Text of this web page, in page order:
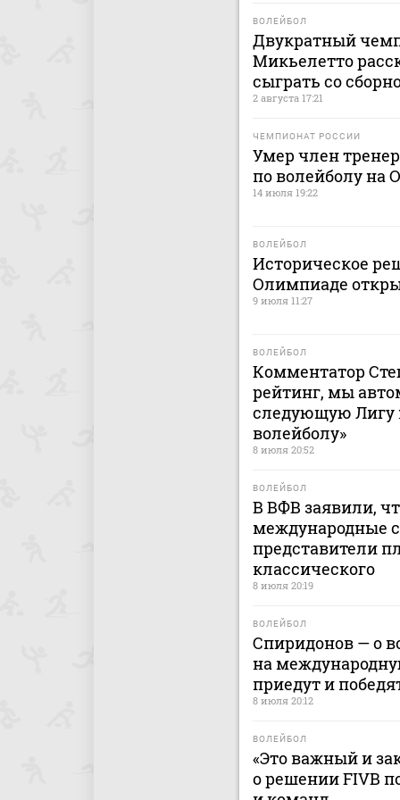
ВОЛЕЙБОЛ
Двукратный
Микьелетто
сыграть со
2 августа 17:21
ЧЕМПИОНАТ РОССИИ
Умер член
по волейболу на
14 июля 19:22
ВОЛЕЙБОЛ
Историческое
Олимпиаде
9 июля 11:27
ВОЛЕЙБОЛ
Комментатор
рейтинг, мы
следующую Лигу
волейболу»
8 июля 20:52
ВОЛЕЙБОЛ
В ВФВ заявили,
международные
представители
классического
8 июля 20:19
ВОЛЕЙБОЛ
Спиридонов — о
на
приедут и
8 июля 20:12
ВОЛЕЙБОЛ
«Это важный и
о решении FIVB